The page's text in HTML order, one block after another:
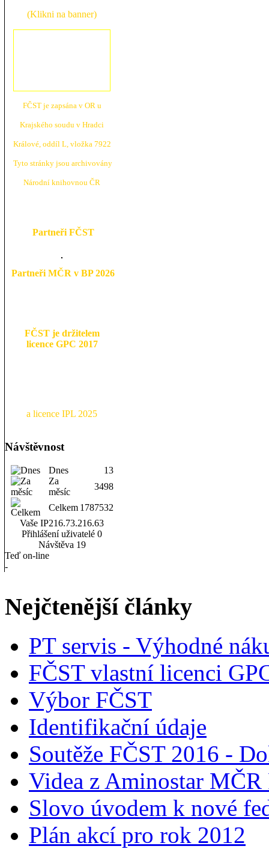
(Klikni na banner)
FČST je zapsána v OR u
Krajského soudu v Hradci
Králové, oddíl L, vložka 7922
Tyto stránky jsou archivovány
Národní knihovnou ČR
Partneři FČST
Partneři MČR v BP 2026
FČST je držitelem
licence GPC 2017
a licence IPL 2025
Návštěvnost
Dnes
13
Za
měsíc
3498
Celkem 1787532
Vaše IP216.73.216.63
Přihlášení uživatelé 0
Návštěva 19
Teď on-line
-
Nejčtenější články
PT servis - Výhodné
FČST vlastní licenci
Výbor FČST
Identifikační údaje
Soutěže FČST 2016 -
Videa z Aminostar MČR
Slovo úvodem k nové
Plán akcí pro rok 2012